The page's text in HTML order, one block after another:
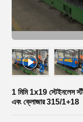
1 মিমি 1x19 স্টেইনলেস
এবং ক্লোজার 315/1+18